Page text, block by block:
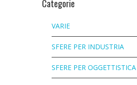
Categorie
VARIE
SFERE PER INDUSTRIA
SFERE PER OGGETTISTICA